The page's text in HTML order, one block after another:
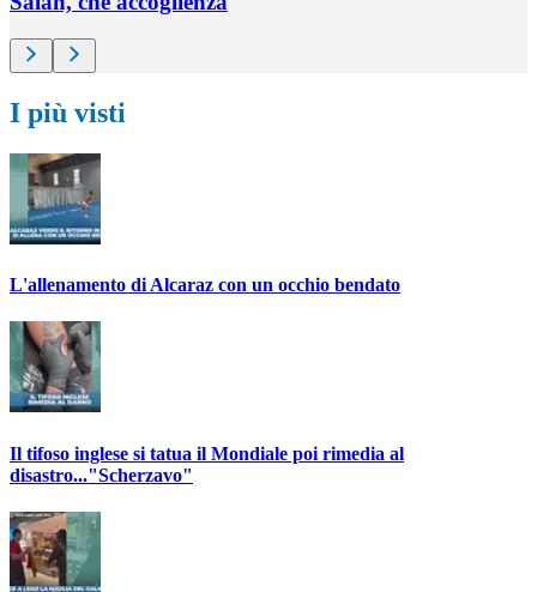
I più visti
L'allenamento di Alcaraz con un occhio bendato
Il tifoso inglese si tatua il Mondiale poi rimedia al
disastro..."Scherzavo"